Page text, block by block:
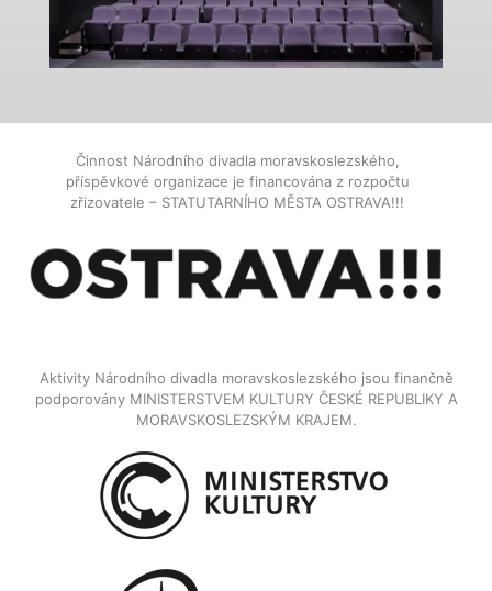
Činnost Národního divadla moravskoslezského,
příspěvkové organizace je financována z rozpočtu
zřizovatele – STATUTARNÍHO MĚSTA OSTRAVA!!!
Aktivity Národního divadla moravskoslezského jsou finančně
podporovány MINISTERSTVEM KULTURY ČESKÉ REPUBLIKY A
MORAVSKOSLEZSKÝM KRAJEM.